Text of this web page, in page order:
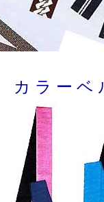
カ ラ ー ベ